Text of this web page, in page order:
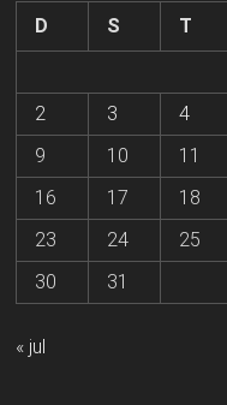
D
S T
2
3 4
9
10 11
16
17 18
23
24 25
30
31
« jul